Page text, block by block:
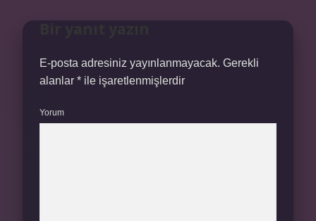
E-posta adresiniz yayınlanmayacak. Gerekli
alanlar * ile işaretlenmişlerdir
Yorum